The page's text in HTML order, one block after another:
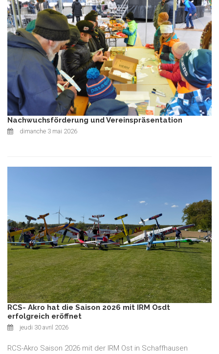
Nachwuchsförderung und Vereinspräsentation
dimanche 3 mai 2026
RCS- Akro hat die Saison 2026 mit IRM Osdt
erfolgreich eröffnet
jeudi 30 avril 2026
RCS-Akro Saison 2026 mit der IRM Ost in Schaffhausen